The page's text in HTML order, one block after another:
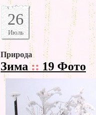
26
Июль
Природа
Зима:: 19 Фото